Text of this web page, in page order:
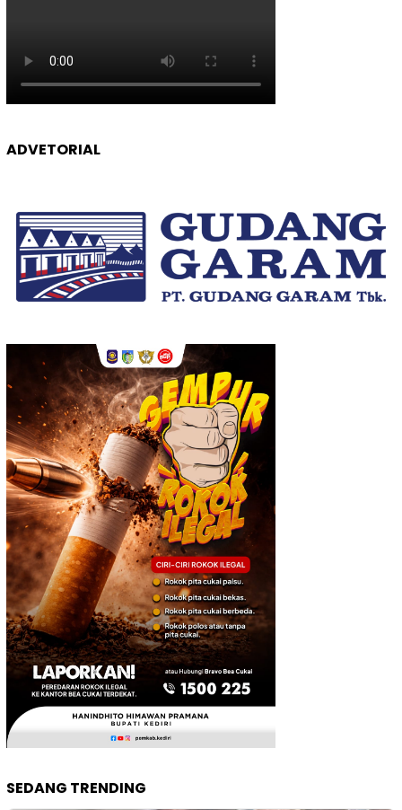
ADVETORIAL
SEDANG TRENDING